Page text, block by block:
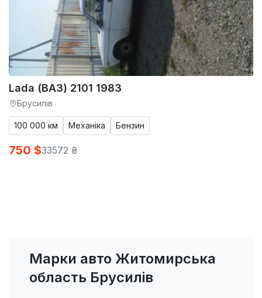
Lada (ВАЗ) 2101 1983
Брусилів
100 000 км Механіка Бензин
750 $33572 ₴
Марки авто Житомирська
область Брусилів